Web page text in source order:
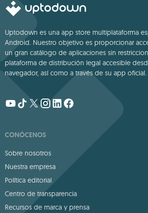
Uptodown es una app store multiplataforma
Android. Nuestro objetivo es proporcionar
un gran catálogo de aplicaciones sin
plataforma de distribución legal accesible
navegador, así como a través de su app oficial.
CONÓCENOS
Sobre nosotros
Nuestra empresa
Política editorial
Centro de transparencia
Recursos de marca y prensa